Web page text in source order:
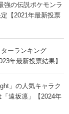
強の伝説ポケモンラ
【2021年最新投票
ターランキング
年最新投票結果】
」の人気キャラク
遠坂凛」【2024年